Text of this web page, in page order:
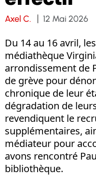
Axel C. 12 Mai 2026
Du 14 au 16 avril,
médiathèque
arrondissement de
de grève pour
chronique de leur
dégradation de
revendiquent le
supplémentaires,
médiateur pour
avons rencontré
bibliothèque.